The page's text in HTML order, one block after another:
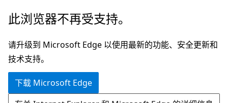
跳
主
要
内
此浏览器不再受支持。
请升级到 Microsoft Edge 以使用最新的功能、安全更新和
技术支持。
下载 Microsoft Edge